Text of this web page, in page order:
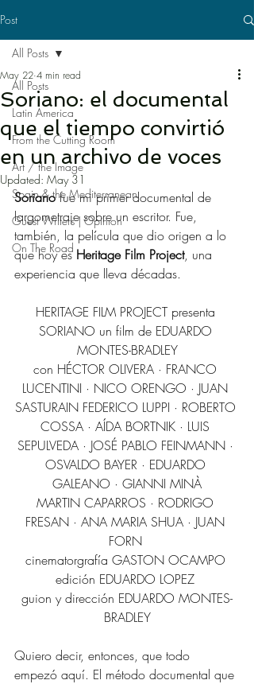
Post
All Posts
Latin America
From the Cutting Room
Art / the Image
Spain & the Mediterranean
Guest Writers | Opinion
On The Road
All Posts
Soriano: el documental
que el tiempo convirtió
en un archivo de voces
May 22 4 min read
Updated: May 31
Soriano fue mi primer documental de
largometraje sobre un escritor. Fue,
también, la película que dio origen a lo
que hoy es Heritage Film Project, una
experiencia que lleva décadas.
HERITAGE FILM PROJECT presenta
SORIANO un film de EDUARDO
MONTES-BRADLEY
con HÉCTOR OLIVERA · FRANCO
LUCENTINI · NICO ORENGO · JUAN
SASTURAIN FEDERICO LUPPI · ROBERTO
COSSA · AÍDA BORTNIK · LUIS
SEPULVEDA · JOSÉ PABLO FEINMANN ·
OSVALDO BAYER · EDUARDO
GALEANO · GIANNI MINÀ
MARTIN CAPARROS · RODRIGO
FRESAN · ANA MARIA SHUA · JUAN
FORN
cinematorgrafía GASTON OCAMPO
edición EDUARDO LOPEZ
guion y dirección EDUARDO MONTES-
BRADLEY
Quiero decir, entonces, que todo
empezó aquí. El método documental que